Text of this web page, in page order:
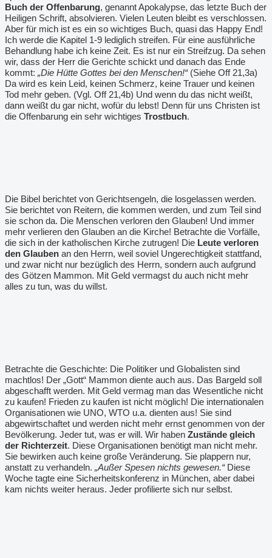
Buch der Offenbarung, genannt Apokalypse, das letzte Buch der
Heiligen Schrift, absolvieren. Vielen Leuten bleibt es verschlossen.
Aber für mich ist es ein so wichtiges Buch, quasi das Happy End!
Ich werde die Kapitel 1-9 lediglich streifen. Für eine ausführliche
Behandlung habe ich keine Zeit. Es ist nur ein Streifzug. Da sehen
wir, dass der Herr die Gerichte schickt und danach das Ende
kommt: „Die Hütte Gottes bei den Menschen!“ (Siehe Off 21,3a)
Da wird es kein Leid, keinen Schmerz, keine Trauer und keinen
Tod mehr geben. (Vgl. Off 21,4b) Und wenn du das nicht weißt,
dann weißt du gar nicht, wofür du lebst! Denn für uns Christen ist
die Offenbarung ein sehr wichtiges Trostbuch.
Die Bibel berichtet von Gerichtsengeln, die losgelassen werden.
Sie berichtet von Reitern, die kommen werden, und zum Teil sind
sie schon da. Die Menschen verloren den Glauben! Und immer
mehr verlieren den Glauben an die Kirche! Betrachte die Vorfälle,
die sich in der katholischen Kirche zutrugen! Die Leute verloren
den Glauben an den Herrn, weil soviel Ungerechtigkeit stattfand,
und zwar nicht nur bezüglich des Herrn, sondern auch aufgrund
des Götzen Mammon. Mit Geld vermagst du auch nicht mehr
alles zu tun, was du willst.
Betrachte die Geschichte: Die Politiker und Globalisten sind
machtlos! Der „Gott“ Mammon diente auch aus. Das Bargeld soll
abgeschafft werden. Mit Geld vermag man das Wesentliche nicht
zu kaufen! Frieden zu kaufen ist nicht möglich! Die internationalen
Organisationen wie UNO, WTO u.a. dienten aus! Sie sind
abgewirtschaftet und werden nicht mehr ernst genommen von der
Bevölkerung. Jeder tut, was er will. Wir haben Zustände gleich
der Richterzeit. Diese Organisationen benötigt man nicht mehr.
Sie bewirken auch keine große Veränderung. Sie plappern nur,
anstatt zu verhandeln. „Außer Spesen nichts gewesen.“Diese
Woche tagte eine Sicherheitskonferenz in München, aber dabei
kam nichts weiter heraus. Jeder profilierte sich nur selbst.